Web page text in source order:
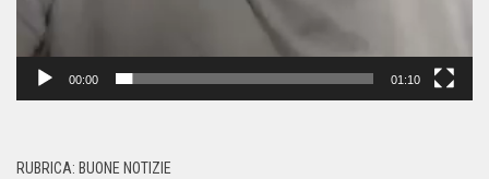
00:00 01:10
RUBRICA: BUONE NOTIZIE